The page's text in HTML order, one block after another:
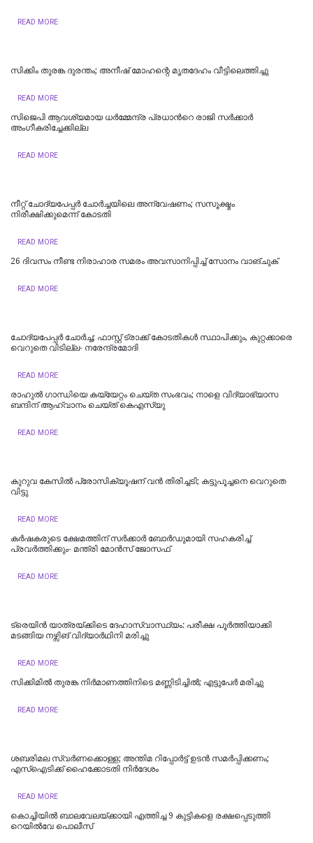
READ MORE
സിക്കിം തുരങ്ക ​​​ദുരന്തം; അനീഷ്‌ മോഹന്റെ മൃതദേഹം വീട്ടിലെത്തിച്ചു
READ MORE
സിജെപി ആവശ്യമായ ധർമ്മേന്ദ്ര പ്രധാന്‍റെ രാജി സർക്കാർ
അംഗീകരിച്ചേക്കില്ല
READ MORE
നീറ്റ് ചോദ്യപേപ്പര്‍ ചോര്‍ച്ചയിലെ അന്വേഷണം; സസൂക്ഷ്മം
നിരീക്ഷിക്കുമെന്ന് കോടതി
READ MORE
26 ദിവസം നീണ്ട നിരാഹാര സമരം അവസാനിപ്പിച്ച് സോനം വാങ്ചുക്
READ MORE
ചോദ്യപേപ്പർ ചോർച്ച; ഫാസ്റ്റ് ട്രാക്ക് കോടതികള്‍ സ്ഥാപിക്കും, കുറ്റക്കാരെ
വെറുതെ വിടില്ല- നരേന്ദ്രമോദി
READ MORE
രാഹുൽ ​ഗാന്ധിയെ കയ്യേറ്റം ചെയ്ത സംഭവം‌; നാളെ വിദ്യാഭ്യാസ
ബന്ദിന് ആഹ്വാനം ചെയ്ത് കെഎസ്‍യു
READ MORE
കുറുവ കേസിൽ പ്രോസിക്യൂഷന് വൻ തിരിച്ചടി; കട്ടുപൂച്ചനെ വെറുതെ
വിട്ടു
READ MORE
കർഷകരുടെ ക്ഷേമത്തിന് സർക്കാർ ബോർഡുമായി സഹകരിച്ച്
പ്രവർത്തിക്കും- മന്ത്രി മോൻസ് ജോസഫ്
READ MORE
ട്രെയിൻ യാത്രയ്ക്കിടെ ദേഹാസ്വാസ്ഥ്യം: പരീക്ഷ പൂർത്തിയാക്കി
മടങ്ങിയ നഴ്സിങ് വിദ്യാർഥിനി മരിച്ചു
READ MORE
സിക്കിമിൽ തുരങ്ക നിർമാണത്തിനിടെ മണ്ണിടിച്ചിൽ; എട്ടുപേർ മരിച്ചു
READ MORE
ശബരിമല സ്വര്‍ണക്കൊള്ള; അന്തിമ റിപ്പോര്‍ട്ട് ഉടന്‍ സമര്‍പ്പിക്കണം;
എസ്‌ഐടിക്ക് ഹൈക്കോടതി നിര്‍ദേശം
READ MORE
കൊച്ചിയില്‍ ബാലവേലയ്ക്കായി എത്തിച്ച 9 കുട്ടികളെ രക്ഷപ്പെടുത്തി
റെയില്‍വേ പൊലീസ്